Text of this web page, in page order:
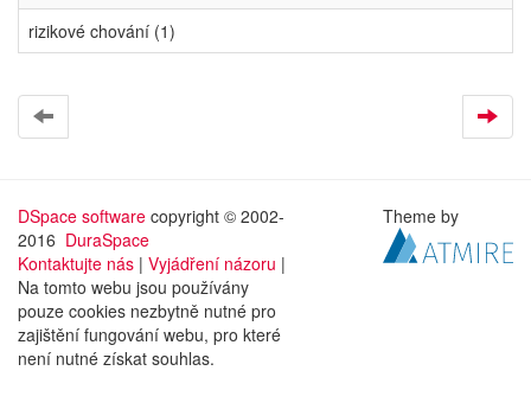
rizikové chování (1)
DSpace software copyright © 2002-
2016 DuraSpace
Kontaktujte nás | Vyjádření názoru |
Na tomto webu jsou používány
pouze cookies nezbytně nutné pro
zajištění fungování webu, pro které
není nutné získat souhlas.
Theme by